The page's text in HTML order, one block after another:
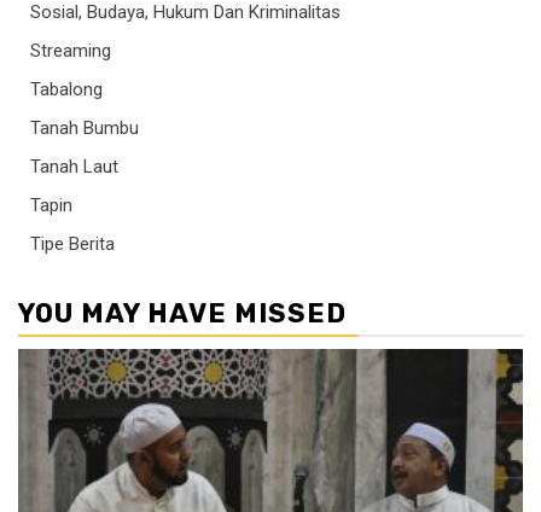
Sosial, Budaya, Hukum Dan Kriminalitas
Streaming
Tabalong
Tanah Bumbu
Tanah Laut
Tapin
Tipe Berita
YOU MAY HAVE MISSED